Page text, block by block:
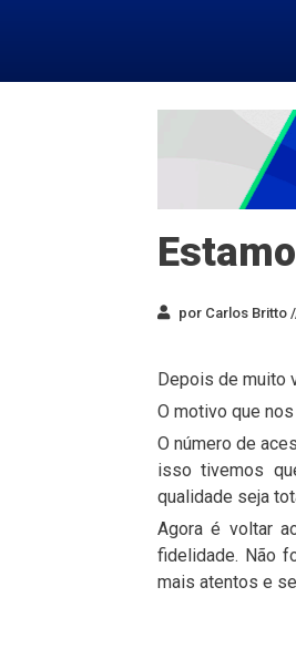
por Carlos Britto
Depois de muito
O motivo que
O número de
isso tivemos
qualidade seja
Agora é voltar
fidelidade. Não
mais atentos e